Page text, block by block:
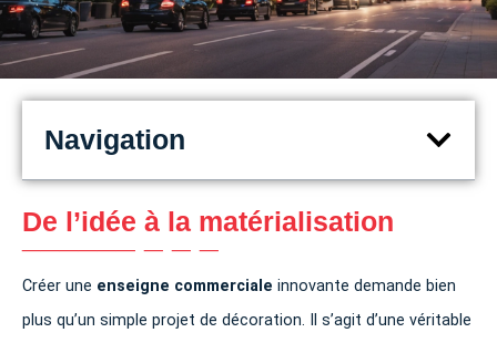
Navigation
De l’idée à la matérialisation
Créer une enseigne commerciale innovante demande bien
plus qu’un simple projet de décoration. Il s’agit d’une véritable